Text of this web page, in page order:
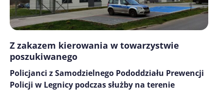
Z zakazem kierowania w towarzystwie
poszukiwanego
Policjanci z Samodzielnego Pododdziału Prewencji
Policji w Legnicy podczas służby na terenie